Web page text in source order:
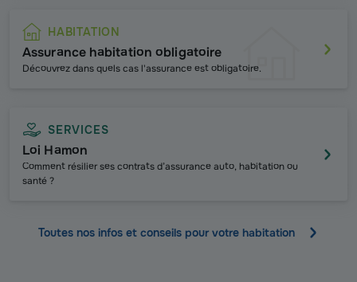
HABITATION
Assurance habitation obligatoire
Découvrez dans quels cas l'assurance est obligatoire.
SERVICES
Loi Hamon
Comment résilier ses contrats d’assurance auto, habitation ou
santé ?
Toutes nos infos et conseils pour votre habitation